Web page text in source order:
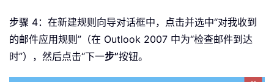
步骤 4：在新建规则向导对话框中，点击并选中“对我收到
的邮件应用规则”（在 Outlook 2007 中为“检查邮件到达
时”），然后点击“下一步”按钮。